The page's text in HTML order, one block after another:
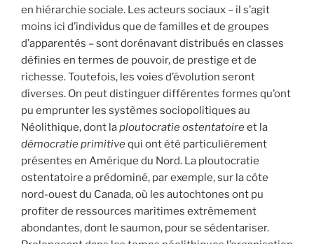
en hiérarchie sociale. Les acteurs sociaux – il s’agit
moins ici d’individus que de familles et de groupes
d’apparentés – sont dorénavant distribués en classes
définies en termes de pouvoir, de prestige et de
richesse. Toutefois, les voies d’évolution seront
diverses. On peut distinguer différentes formes qu’ont
pu emprunter les systèmes sociopolitiques au
Néolithique, dont laploutocratie ostentatoireet la
démocratie primitivequi ont été particulièrement
présentes en Amérique du Nord. La ploutocratie
ostentatoire a prédominé, par exemple, sur la côte
nord-ouest du Canada, où les autochtones ont pu
profiter de ressources maritimes extrêmement
abondantes, dont le saumon, pour se sédentariser.